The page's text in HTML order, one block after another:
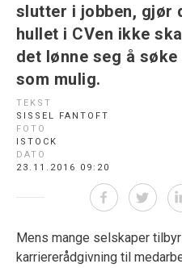
slutter i jobben, gjør
hullet i CVen ikke
det lønne seg å
som mulig.
TEKST
SISSEL FANTOFT
FOTO
ISTOCK
DATO
23.11.2016 09:20
Mens mange selskaper
karriererådgivning til